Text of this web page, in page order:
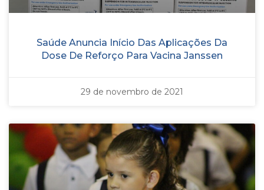
Saúde Anuncia Início Das Aplicações Da
Dose De Reforço Para Vacina Janssen
29 de novembro de 2021